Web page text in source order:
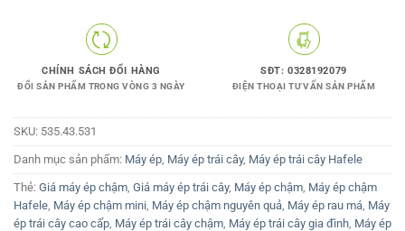
CHÍNH SÁCH ĐỔI HÀNG
ĐỔI SẢN PHẨM TRONG VÒNG 3 NGÀY
SĐT: 0328192079
ĐIỆN THOẠI TƯ VẤN SẢN PHẨM
SKU: 535.43.531
Danh mục sản phẩm: Máy ép, Máy ép trái cây, Máy ép trái cây Hafele
Thẻ: Giá máy ép chậm, Giá máy ép trái cây, Máy ép chậm, Máy ép chậm
Hafele, Máy ép chậm mini, Máy ép chậm nguyên quả, Máy ép rau má, Máy
ép trái cây cao cấp, Máy ép trái cây chậm, Máy ép trái cây gia đình, Máy ép